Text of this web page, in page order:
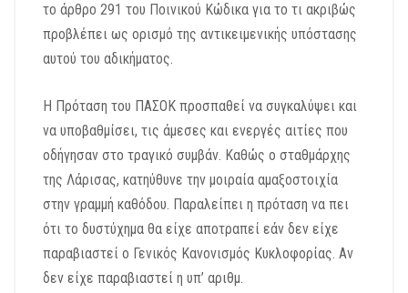
το άρθρο 291 του Ποινικού Κώδικα για το τι ακριβώς
προβλέπει ως ορισμό της αντικειμενικής υπόστασης
αυτού του αδικήματος.
Η Πρόταση του ΠΑΣΟΚ προσπαθεί να συγκαλύψει και
να υποβαθμίσει, τις άμεσες και ενεργές αιτίες που
οδήγησαν στο τραγικό συμβάν. Καθώς ο σταθμάρχης
της Λάρισας, κατηύθυνε την μοιραία αμαξοστοιχία
στην γραμμή καθόδου. Παραλείπει η πρόταση να πει
ότι το δυστύχημα θα είχε αποτραπεί εάν δεν είχε
παραβιαστεί ο Γενικός Κανονισμός Κυκλοφορίας. Αν
δεν είχε παραβιαστεί η υπ’ αριθμ.